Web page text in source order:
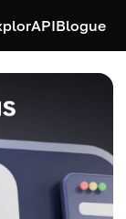
APIBlogue